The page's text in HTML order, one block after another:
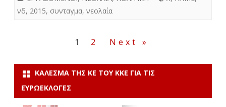
νδ, 2015, συνταγμα, νεολαία
1 2 Next »
ΚΆΛΕΣΜΑ ΤΗΣ ΚΕ ΤΟΥ ΚΚΕ ΓΙΑ ΤΙΣ
ΕΥΡΩΕΚΛΟΓΈΣ